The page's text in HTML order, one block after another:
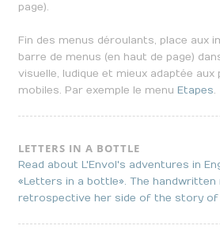
page).
Fin des menus déroulants, place aux
barre de menus (en haut de page)
visuelle, ludique et mieux adaptée
mobiles. Par exemple le menuEtapes.
LETTERS IN A BOTTLE
Read about L'Envol's adventures in
«Letters in a bottle». The handwritten
retrospective her side of the story of